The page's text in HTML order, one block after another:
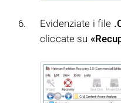
Evidenziate i file
cliccate su